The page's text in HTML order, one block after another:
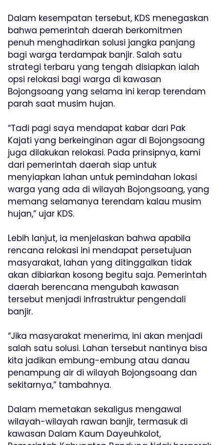
Dalam kesempatan tersebut, KDS menegaskan
bahwa pemerintah daerah berkomitmen
penuh menghadirkan solusi jangka panjang
bagi warga terdampak banjir. Salah satu
strategi terbaru yang tengah disiapkan ialah
opsi relokasi bagi warga di kawasan
Bojongsoang yang selama ini kerap terendam
parah saat musim hujan.
“Tadi pagi saya mendapat kabar dari Pak
Kajati yang berkeinginan agar di Bojongsoang
juga dilakukan relokasi. Pada prinsipnya, kami
dari pemerintah daerah siap untuk
menyiapkan lahan untuk pemindahan lokasi
warga yang ada di wilayah Bojongsoang, yang
memang selamanya terendam kalau musim
hujan,” ujar KDS.
Lebih lanjut, ia menjelaskan bahwa apabila
rencana relokasi ini mendapat persetujuan
masyarakat, lahan yang ditinggalkan tidak
akan dibiarkan kosong begitu saja. Pemerintah
daerah berencana mengubah kawasan
tersebut menjadi infrastruktur pengendali
banjir.
“Jika masyarakat menerima, ini akan menjadi
salah satu solusi. Lahan tersebut nantinya bisa
kita jadikan embung-embung atau danau
penampung air di wilayah Bojongsoang dan
sekitarnya,” tambahnya.
Dalam memetakan sekaligus mengawal
wilayah-wilayah rawan banjir, termasuk di
kawasan Dalam Kaum Dayeuhkolot,